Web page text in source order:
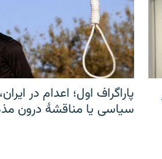
پاراگراف اول؛ اعدام در
سیاسی یا مناقشهٔ درون